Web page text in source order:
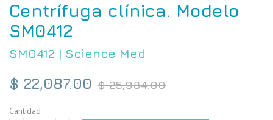
Centrífuga clínica. Modelo
SM0412
SM0412 | Science Med
Precio
habitual
$ 22,087.00 $ 25,984.00
Cantidad